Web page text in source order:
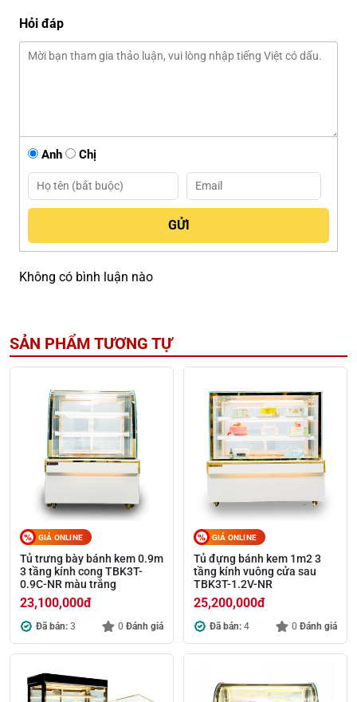
Hỏi đáp
Anh Chị
Không có bình luận nào
SẢN PHẨM TƯƠNG TỰ
GIÁ ONLINE
Tủ trưng bày bánh kem 0.9m
3 tầng kính cong TBK3T-
0.9C-NR màu trắng
23,100,000đ
Đã bán: 3 0 Đánh giá
GIÁ ONLINE
Tủ đựng bánh kem 1m2 3
tầng kính vuông cửa sau
TBK3T-1.2V-NR
25,200,000đ
Đã bán: 4 0 Đánh giá